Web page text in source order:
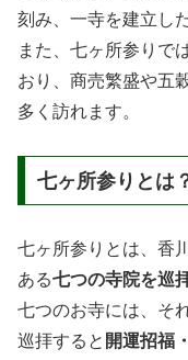
刻み、一寺を建立し
また、七ヶ所参りで
おり、商売繁盛や五
多く訪れます。
七ヶ所参りとは
七ヶ所参りとは、香
ある七つの寺院を巡
七つのお寺には、そ
巡拝すると 開運招福